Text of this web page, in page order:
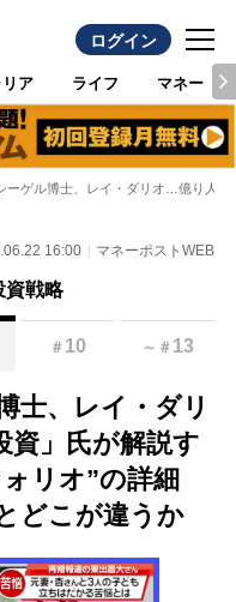
ログイン
ア ライフ マネー
ーゲル博士、レイ・ダリオ…億り人
16:00 マネーポストWEB
資戦略
＃ 10 ～ ＃ 13
士、レイ・ダリ
」氏が解説す
ォリオ”の詳細
どこが違うか